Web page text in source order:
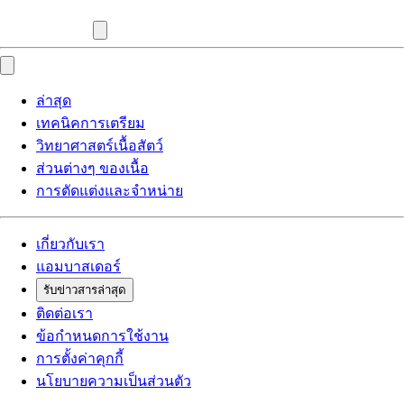
ล่าสุด
เทคนิคการเตรียม
วิทยาศาสตร์เนื้อสัตว์
ส่วนต่างๆ ของเนื้อ
การตัดแต่งและจำหน่าย
เกี่ยวกับเรา
แอมบาสเดอร์
รับข่าวสารล่าสุด
ติดต่อเรา
ข้อกำหนดการใช้งาน
การตั้งค่าคุกกี้
นโยบายความเป็นส่วนตัว